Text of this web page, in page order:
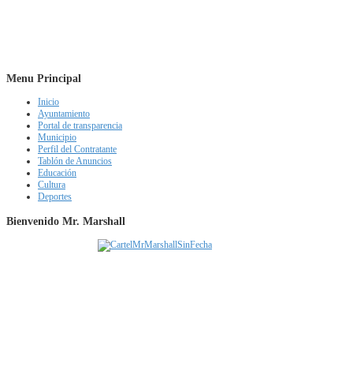
Menu Principal
Inicio
Ayuntamiento
Portal de transparencia
Municipio
Perfil del Contratante
Tablón de Anuncios
Educación
Cultura
Deportes
Bienvenido Mr. Marshall